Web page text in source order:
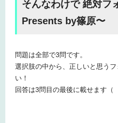
そんなわけで 絶対フ
Presents by篠原〜
問題は全部で3問です。
選択肢の中から、正しいと思う
い！
回答は3問目の最後に載せます（